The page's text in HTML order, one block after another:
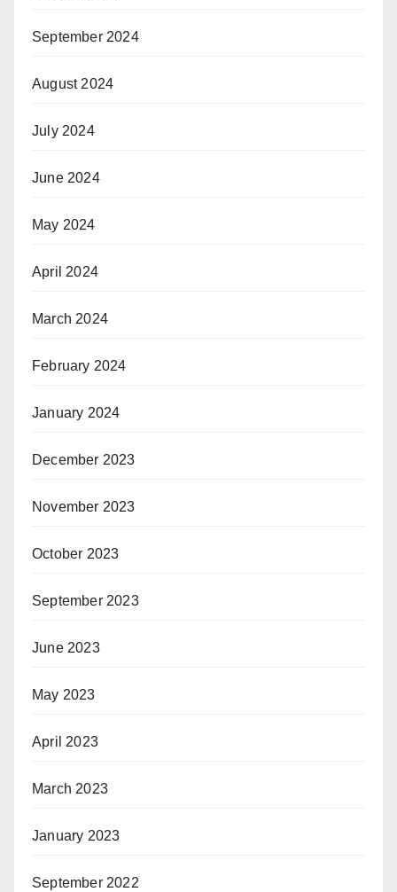
September 2024
August 2024
July 2024
June 2024
May 2024
April 2024
March 2024
February 2024
January 2024
December 2023
November 2023
October 2023
September 2023
June 2023
May 2023
April 2023
March 2023
January 2023
September 2022